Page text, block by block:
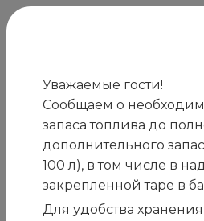
Главная / Закупки /
в процедуре запроса
закупку моющих средств
«Санаторий «Белоруссия» в
лотов
Уважаемые гости!
Сообщаем о
запаса топлива до
дополнительного
100 л), в том числе в
закрепленной таре в
Для удобства хранения